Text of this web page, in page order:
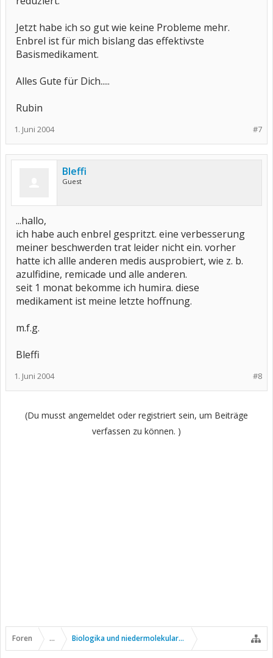
Jetzt habe ich so gut wie keine Probleme mehr.
Enbrel ist für mich bislang das effektivste
Basismedikament.
Alles Gute für Dich.....
Rubin
#7
1. Juni 2004
Bleffi
Guest
...hallo,
ich habe auch enbrel gespritzt. eine verbesserung
meiner beschwerden trat leider nicht ein. vorher
hatte ich allle anderen medis ausprobiert, wie z. b.
azulfidine, remicade und alle anderen.
seit 1 monat bekomme ich humira. diese
medikament ist meine letzte hoffnung.
m.f.g.
Bleffi
#8
1. Juni 2004
(Du musst angemeldet oder registriert sein, um Beiträge
verfassen zu können. )
Foren ... Biologika und niedermolekulare Wirkstoffe